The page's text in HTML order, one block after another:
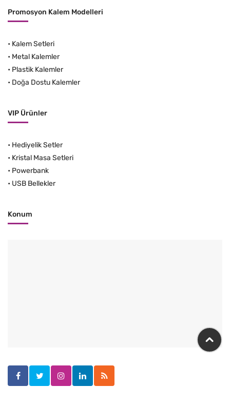
Promosyon Kalem Modelleri
• Kalem Setleri
• Metal Kalemler
• Plastik Kalemler
• Doğa Dostu Kalemler
VIP Ürünler
• Hediyelik Setler
• Kristal Masa Setleri
• Powerbank
• USB Bellekler
Konum